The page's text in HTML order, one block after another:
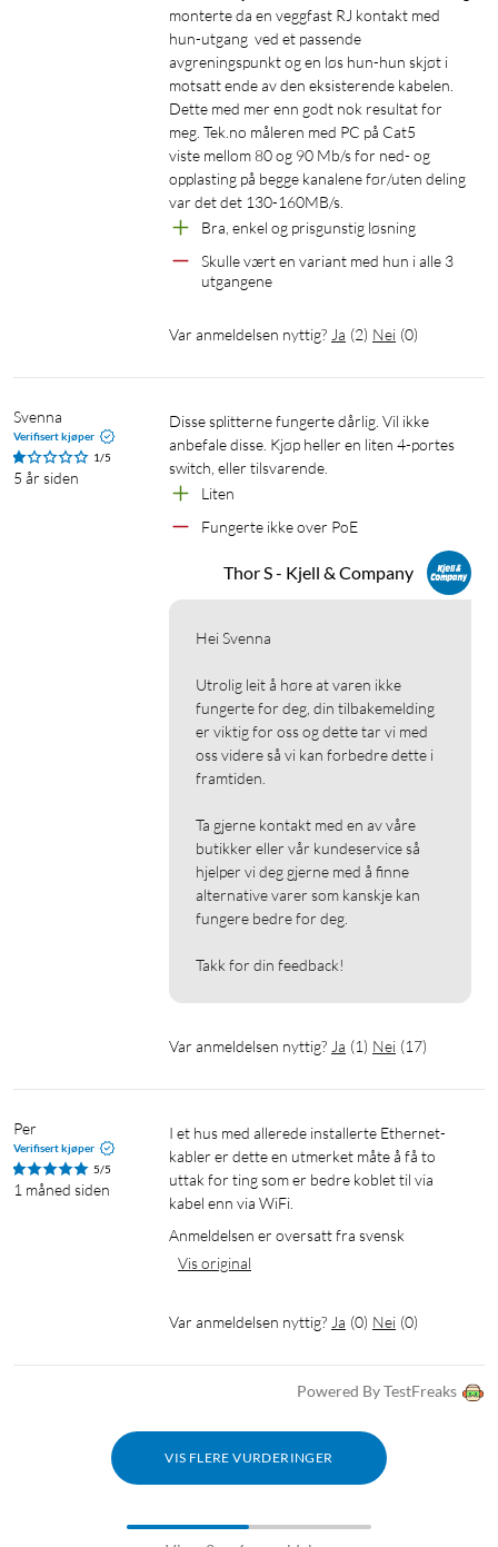
monterte da en veggfast RJ kontakt med
hun-utgang  ved et passende
avgreningspunkt og en løs hun-hun skjøt i
motsatt ende av den eksisterende kabelen.
Dette med mer enn godt nok resultat for
meg. Tek.no måleren med PC på Cat5
viste mellom 80 og 90 Mb/s for ned- og
opplasting på begge kanalene før/uten deling
Bra, enkel og prisgunstig løsning
Skulle vært en variant med hun i alle 3
utgangene
Var anmeldelsen nyttig? Ja (2) Nei (0)
Svenna
Verifisert kjøper
1/5
5 år siden
Disse splitterne fungerte dårlig. Vil ikke
anbefale disse. Kjøp heller en liten 4-portes
switch, eller tilsvarende.
Liten
Fungerte ikke over PoE
Thor S - Kjell & Company
Hei Svenna
Utrolig leit å høre at varen ikke
fungerte for deg, din tilbakemelding
er viktig for oss og dette tar vi med
oss videre så vi kan forbedre dette i
framtiden.
Ta gjerne kontakt med en av våre
butikker eller vår kundeservice så
hjelper vi deg gjerne med å finne
alternative varer som kanskje kan
fungere bedre for deg.
Takk for din feedback!
Var anmeldelsen nyttig? Ja (1) Nei (17)
Per
Verifisert kjøper
5/5
1 måned siden
I et hus med allerede installerte Ethernet-
kabler er dette en utmerket måte å få to
uttak for ting som er bedre koblet til via
kabel enn via WiFi.
Anmeldelsen er oversatt fra svensk
Vis original
Var anmeldelsen nyttig? Ja (0) Nei (0)
Powered By TestFreaks
VIS FLERE VURDERINGER